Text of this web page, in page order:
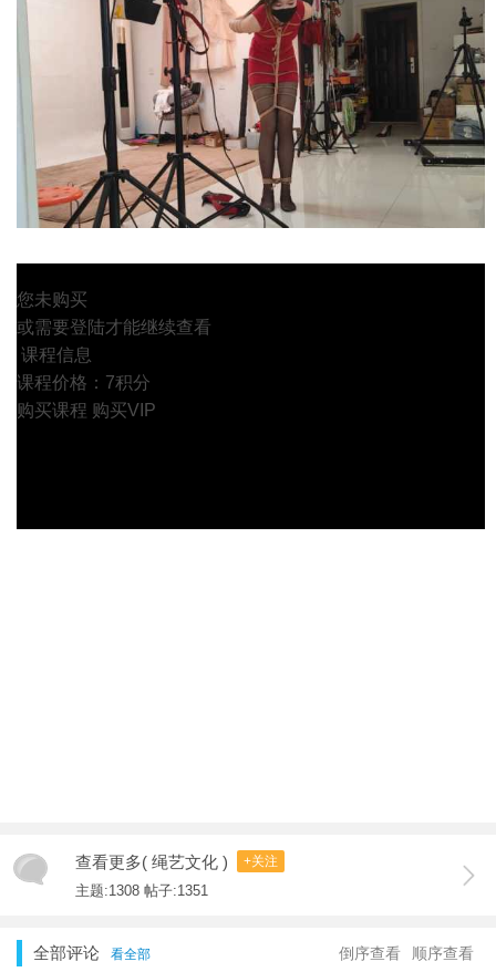
您未购买
或需要登陆才能继续查看
课程信息
课程价格：7积分
购买课程 购买VIP
查看更多( 绳艺文化 ) +关注
主题:1308 帖子:1351
全部评论 看全部 顺序查看
倒序查看